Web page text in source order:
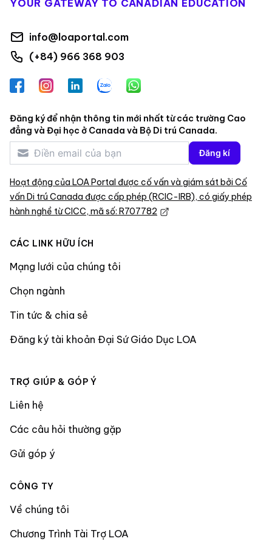
YOUR GATEWAY TO CANADIAN EDUCATION
info@loaportal.com
(+84) 966 368 903
FacebookInstagramLinkedInZalo WhatsApp
Đăng ký để nhận thông tin mới nhất từ các trường Cao
đẳng và Đại học ở Canada và Bộ Di trú Canada.
Đăng kí
Hoạt động của LOA Portal được cố vấn và giám sát bởi Cố
vấn Di trú Canada được cấp phép (RCIC-IRB), có giấy phép
hành nghề từ CICC, mã số: R707782
CÁC LINK HỮU ÍCH
Mạng lưới của chúng tôi
Chọn ngành
Tin tức & chia sẻ
Đăng ký tài khoản Đại Sứ Giáo Dục LOA
TRỢ GIÚP & GÓP Ý
Liên hệ
Các câu hỏi thường gặp
Gửi góp ý
CÔNG TY
Về chúng tôi
Chương Trình Tài Trợ LOA